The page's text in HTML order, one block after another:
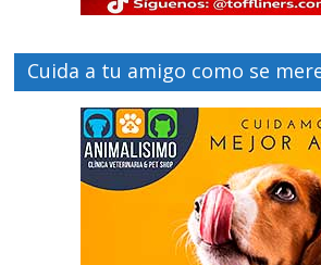
Cuida a tu amigo como se